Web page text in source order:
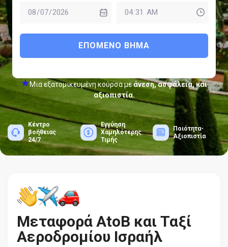
ΕΠΌΜΕΝΟ ΒΉΜΑ
Μια εξατομικευμένη κούρσα μεάνεση, ασφάλεια, και
αξιοπιστία.
Κέντρο
βοήθειας
24/7
Εγγύηση
Χαμηλότερης
Τιμής
Ποιότητα-
Αξιοπιστία
Μεταφορά AtoB και Ταξί
Αεροδρομίου Ισραήλ